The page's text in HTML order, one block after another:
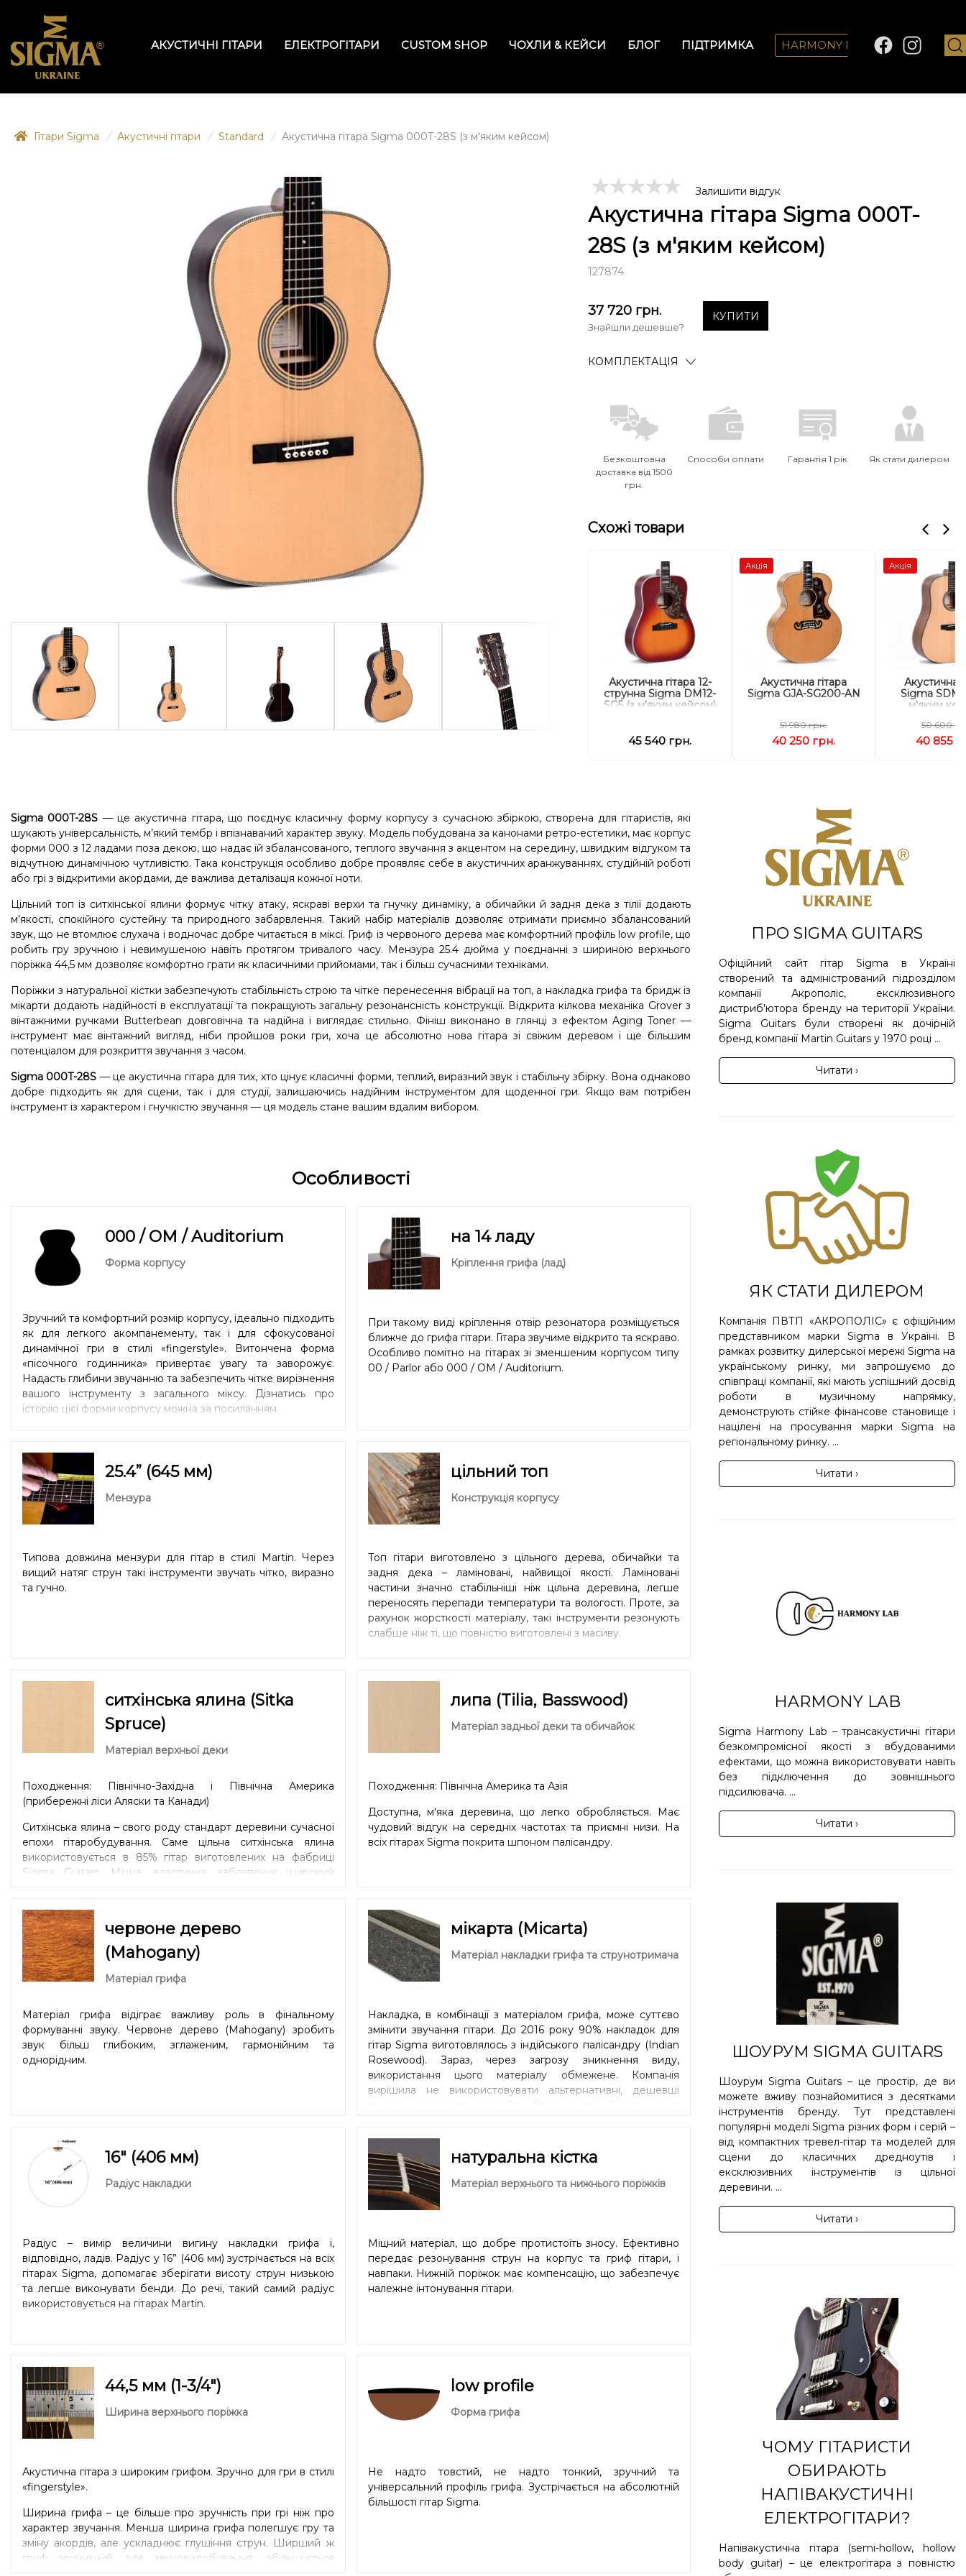
АКУСТИЧНІ ГІТАРИ ЕЛЕКТРОГІТАРИ CUSTOM SHOP ЧОХЛИ & КЕЙСИ БЛОГ ПІДТРИМКА HARMONY LAB
Гітари Sigma / Акустичні гітари / Standard / Акустична гітара Sigma 000T-28S (з м'яким кейсом)
Залишити відгук
Акустична гітара Sigma 000T-
28S (з м'яким кейсом)
127874
37 720 грн.
Знайшли дешевше?
КУПИТИ
КОМПЛЕКТАЦІЯ
Безкоштовна
доставка від 1500
грн.
Способи оплати Гарантія 1 рік Як стати дилером
Схожі товари
Акустична гітара 12-
струнна Sigma DM12-
SG5 (з м'яким кейсом)
45 540 грн.
Акція
Акустична гітара
Sigma GJA-SG200-AN
51 980 грн.
40 250 грн.
Акція
Акустична
Sigma SDM-
м'яким
50 600
40 855
Sigma 000T-28S — це акустична гітара, що поєднує класичну форму корпусу з сучасною збіркою, створена для гітаристів, які
шукають універсальність, м’який тембр і впізнаваний характер звуку. Модель побудована за канонами ретро-естетики, має корпус
форми 000 з 12 ладами поза декою, що надає їй збалансованого, теплого звучання з акцентом на середину, швидким відгуком та
відчутною динамічною чутливістю. Така конструкція особливо добре проявляє себе в акустичних аранжуваннях, студійній роботі
або грі з відкритими акордами, де важлива деталізація кожної ноти.
Цільний топ із ситхінської ялини формує чітку атаку, яскраві верхи та гнучку динаміку, а обичайки й задня дека з тілії додають
м’якості, спокійного сустейну та природного забарвлення. Такий набір матеріалів дозволяє отримати приємно збалансований
звук, що не втомлює слухача і водночас добре читається в міксі. Гриф із червоного дерева має комфортний профіль low profile, що
робить гру зручною і невимушеною навіть протягом тривалого часу. Мензура 25.4 дюйма у поєднанні з шириною верхнього
поріжка 44,5 мм дозволяє комфортно грати як класичними прийомами, так і більш сучасними техніками.
Поріжки з натуральної кістки забезпечують стабільність строю та чітке перенесення вібрації на топ, а накладка грифа та бридж із
мікарти додають надійності в експлуатації та покращують загальну резонансність конструкції. Відкрита кілкова механіка Grover з
вінтажними ручками Butterbean довговічна та надійна і виглядає стильно. Фініш виконано в глянці з ефектом Aging Toner —
інструмент має вінтажний вигляд, ніби пройшов роки гри, хоча це абсолютно нова гітара зі свіжим деревом і ще більшим
потенціалом для розкриття звучання з часом.
Sigma 000T-28S — це акустична гітара для тих, хто цінує класичні форми, теплий, виразний звук і стабільну збірку. Вона однаково
добре підходить як для сцени, так і для студії, залишаючись надійним інструментом для щоденної гри. Якщо вам потрібен
інструмент із характером і гнучкістю звучання — ця модель стане вашим вдалим вибором.
Особливості
000 / OM / Auditorium
Форма корпусу
Зручний та комфортний розмір корпусу, ідеально підходить
як для легкого акомпанементу, так і для сфокусованої
динамічної гри в стилі «fingerstyle». Витончена форма
«пісочного годинника» привертає увагу та заворожує.
Надасть глибини звучанню та забезпечить чітке вирізнення
вашого інструменту з загального міксу. Дізнатись про
історію цієї форми корпусу можна за посиланням.
на 14 ладу
Кріплення грифа (лад)
При такому виді кріплення отвір резонатора розміщується
ближче до грифа гітари. Гітара звучиме відкрито та яскраво.
Особливо помітно на гітарах зі зменшеним корпусом типу
00 / Parlor або 000 / OM / Auditorium.
25.4” (645 мм)
Мензура
Типова довжина мензури для гітар в стилі Martin. Через
вищий натяг струн такі інструменти звучать чітко, виразно
та гучно.
цільний топ
Конструкція корпусу
Топ гітари виготовлено з цільного дерева, обичайки та
задня дека – ламіновані, найвищої якості. Ламіновані
частини значно стабільніші ніж цільна деревина, легше
переносять перепади температури та вологості. Проте, за
рахунок жорсткості матеріалу, такі інструменти резонують
слабше ніж ті, що повністю виготовлені з масиву.
ситхінська ялина (Sitka
Spruce)
Матеріал верхньої деки
Походження: Північно-Західна і Північна Америка
(прибережні ліси Аляски та Канади)
Ситхінська ялина – свого роду стандарт деревини сучасної
епохи гітаробудування. Саме цільна ситхінська ялина
використовується в 85% гітар виготовлених на фабриці
Sigma Guitars. Міцна, еластична, забезпечує широкий
зменшених форм 00 / Parlor або 000 / OM / Auditorium.
Деревина однаково добре підійде для гри боєм і гри
пальцями в стилі «fingerstyle». Ситхінська ялина – особистий
фаворит голови компанії Sigma, Ґюнтера Лютца.
липа (Tilia, Basswood)
Матеріал задньої деки та обичайок
Походження: Північна Америка та Азія
Доступна, м'яка деревина, що легко обробляється. Має
чудовий відгук на середніх частотах та приємні низи. На
всіх гітарах Sigma покрита шпоном палісандру.
червоне дерево
(Mahogany)
Матеріал грифа
Матеріал грифа відіграє важливу роль в фінальному
формуванні звуку. Червоне дерево (Mahogany) зробить
звук більш глибоким, зглаженим, гармонійним та
однорідним.
мікарта (Micarta)
Матеріал накладки грифа та струнотримача
Накладка, в комбінації з матеріалом грифа, може суттєво
змінити звучання гітари. До 2016 року 90% накладок для
гітар Sigma виготовлялось з індійського палісандру (Indian
Rosewood). Зараз, через загрозу зникнення виду,
використання цього матеріалу обмежене. Компанія
вирішила не використовувати альтернативні, дешевші
використовувати мікарту (Micarta), композитний матеріал,
дуже схожий за звуковими характеристиками на чорне
дерево (Ebony), але значно стійкіший до перепадів
температури та вологості ніж традиційна деревина. Різке,
яскраве звучання додать розбірливості кожній ноті.
Міцність накладки також покращує стабільність геометрії
16" (406 мм)
Радіус накладки
Радіус – вимір величини вигину накладки грифа і,
відповідно, ладів. Радіус у 16” (406 мм) зустрічається на всіх
гітарах Sigma, допомагає зберігати висоту струн низькою
та легше виконувати бенди. До речі, такий самий радіус
використовується на гітарах Martin.
натуральна кістка
Матеріал верхнього та нижнього поріжків
Міцний матеріал, що добре протистоїть зносу. Ефективно
передає резонування струн на корпус та гриф гітари, і
навпаки. Нижній поріжок має компенсацію, що забезпечує
належне інтонування гітари.
44,5 мм (1-3/4″)
Ширина верхнього поріжка
Акустична гітара з широким грифом. Зручно для гри в стилі
«fingerstyle».
Ширина грифа – це більше про зручність при грі ніж про
характер звучання. Менша ширина грифа полегшує гру та
зміну акордів, але ускладнює глушіння струн. Ширший ж
гриф зручніший для звуковидобування: збільшується
low profile
Форма грифа
Не надто товстий, не надто тонкий, зручний та
універсальний профіль грифа. Зустрічається на абсолютній
більшості гітар Sigma.
ПРО SIGMA GUITARS
Офіційний сайт гітар Sigma в Україні
створений та адміністрований підрозділом
компанії Акрополіс, ексклюзивного
дистриб'ютора бренду на території України.
Sigma Guitars були створені як дочірній
бренд компанії Martin Guitars у 1970 році ...
Читати ›
ЯК СТАТИ ДИЛЕРОМ
Компанія ПВТП «АКРОПОЛІС» є офіційним
представником марки Sigma в Україні. В
рамках розвитку дилерської мережі Sigma на
українському ринку, ми запрошуємо до
співпраці компанії, які мають успішний досвід
роботи в музичному напрямку,
демонструють стійке фінансове становище і
націлені на просування марки Sigma на
регіональному ринку. ...
Читати ›
HARMONY LAB
Sigma Harmony Lab – трансакустичні гітари
безкомпромісної якості з вбудованими
ефектами, що можна використовувати навіть
без підключення до зовнішнього
підсилювача. ...
Читати ›
ШОУРУМ SIGMA GUITARS
Шоурум Sigma Guitars – це простір, де ви
можете вживу познайомитися з десятками
інструментів бренду. Тут представлені
популярні моделі Sigma різних форм і серій –
від компактних тревел-гітар та моделей для
сцени до класичних дредноутів і
ексклюзивних інструментів із цільної
деревини. ...
Читати ›
ЧОМУ ГІТАРИСТИ
ОБИРАЮТЬ
НАПІВАКУСТИЧНІ
ЕЛЕКТРОГІТАРИ?
Напівакустична гітара (semi-hollow, hollow
body guitar) – це електрогітара з повністю